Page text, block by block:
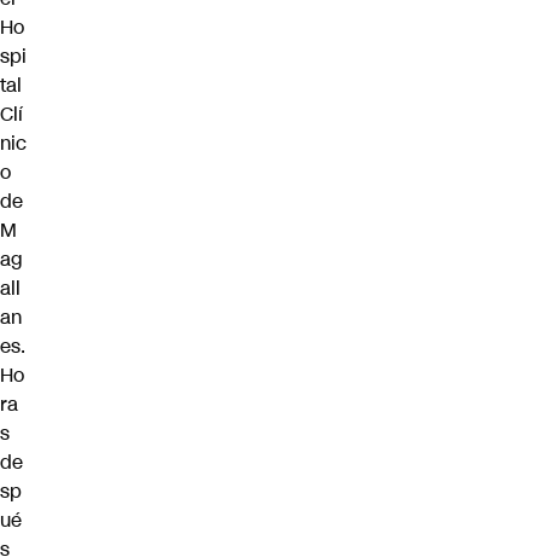
Ho
spi
tal
Clí
nic
o
de
M
ag
all
an
es.
Ho
ra
s
de
sp
ué
s